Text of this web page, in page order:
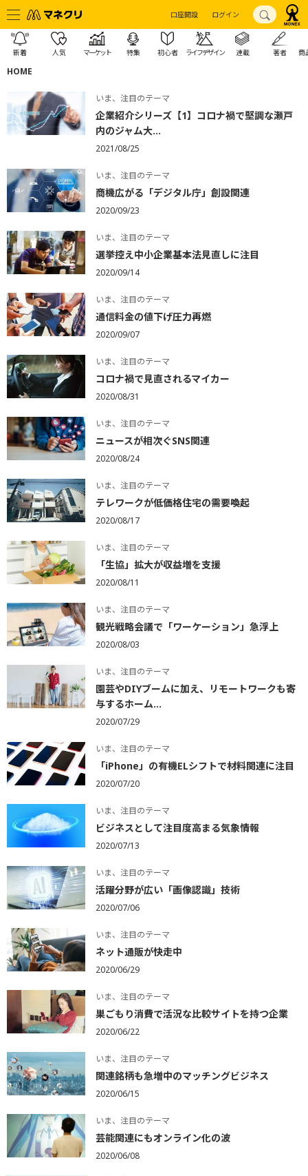
口座開設 ログイン
新着 人気 マーケット 特集 初心者 ライフデザイン 連載 著者 商
HOME
いま、注目のテーマ
企業紹介シリーズ【1】コロナ禍で堅調な瀬戸
内のジャム大...
2021/08/25
いま、注目のテーマ
商機広がる「デジタル庁」創設関連
2020/09/23
いま、注目のテーマ
選挙控え中小企業基本法見直しに注目
2020/09/14
いま、注目のテーマ
通信料金の値下げ圧力再燃
2020/09/07
いま、注目のテーマ
コロナ禍で見直されるマイカー
2020/08/31
いま、注目のテーマ
ニュースが相次ぐSNS関連
2020/08/24
いま、注目のテーマ
テレワークが低価格住宅の需要喚起
2020/08/17
いま、注目のテーマ
「生協」拡大が収益増を支援
2020/08/11
いま、注目のテーマ
観光戦略会議で「ワーケーション」急浮上
2020/08/03
いま、注目のテーマ
園芸やDIYブームに加え、リモートワークも寄
与するホーム...
2020/07/29
いま、注目のテーマ
「iPhone」の有機ELシフトで材料関連に注目
2020/07/20
いま、注目のテーマ
ビジネスとして注目度高まる気象情報
2020/07/13
いま、注目のテーマ
活躍分野が広い「画像認識」技術
2020/07/06
いま、注目のテーマ
ネット通販が快走中
2020/06/29
いま、注目のテーマ
巣ごもり消費で活況な比較サイトを持つ企業
2020/06/22
いま、注目のテーマ
関連銘柄も急増中のマッチングビジネス
2020/06/15
いま、注目のテーマ
芸能関連にもオンライン化の波
2020/06/08